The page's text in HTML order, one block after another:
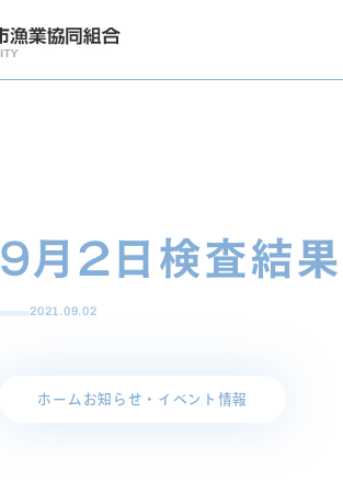
9月2日検査結果
2021.09.02
ホーム お知らせ・イベント情報